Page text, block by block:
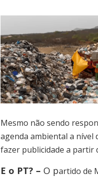
Mesmo não sendo
agenda ambiental a nível
fazer publicidade a partir
E o PT? – O partido de